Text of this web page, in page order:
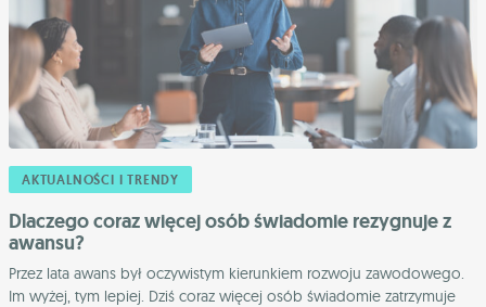
AKTUALNOŚCI I TRENDY
Dlaczego coraz więcej osób świadomie rezygnuje z
awansu?
Przez lata awans był oczywistym kierunkiem rozwoju zawodowego.
Im wyżej, tym lepiej. Dziś coraz więcej osób świadomie zatrzymuje